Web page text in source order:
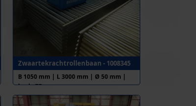
Zwaartekrachtrollenbaan - 1008345
B 1050 mm | L 3000 mm | Ø 50 mm |
h.o.h. 75 mm